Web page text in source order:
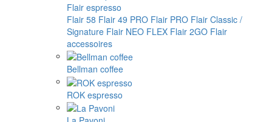
Flair espresso
Flair 58 Flair 49 PRO Flair PRO Flair Classic /
Signature Flair NEO FLEX Flair 2GO Flair
accessoires
Bellman coffee
ROK espresso